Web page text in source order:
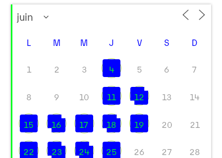
L M M J V S D
1 2 3 4 5 6 7
8 9 10 11 12 13 14
15 16 17 18 19 20 21
22 23 24 25 26 27 28